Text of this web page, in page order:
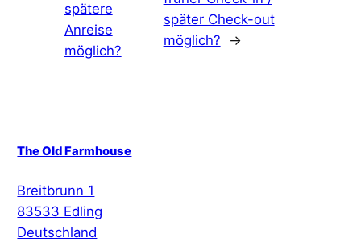
spätere
Anreise
möglich?
später Check-out
möglich?
→
The Old Farmhouse
Breitbrunn 1
83533 Edling
Deutschland